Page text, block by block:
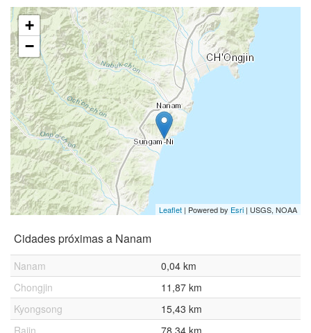
+
−
Leaflet | Powered by Esri | USGS, NOAA
Cidades próximas a Nanam
Nanam
0,04 km
Chongjin
11,87 km
Kyongsong
15,43 km
Rajin
78,34 km